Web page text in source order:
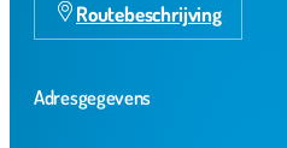
Routebeschrijving
Adresgegevens